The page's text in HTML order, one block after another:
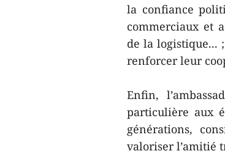
la confiance
commerciaux et
de la logistique...
renforcer leur
Enfin,
particulière aux
générations,
valoriser l’amitié